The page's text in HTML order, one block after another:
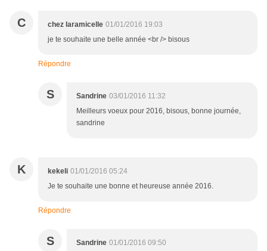
C chez laramicelle 01/01/2016 19:03
je te souhaite une belle année <br /> bisous
Répondre
S Sandrine 03/01/2016 11:32
Meilleurs voeux pour 2016, bisous, bonne journée,
sandrine
K kekeli 01/01/2016 05:24
Je te souhaite une bonne et heureuse année 2016.
Répondre
S Sandrine 01/01/2016 09:50